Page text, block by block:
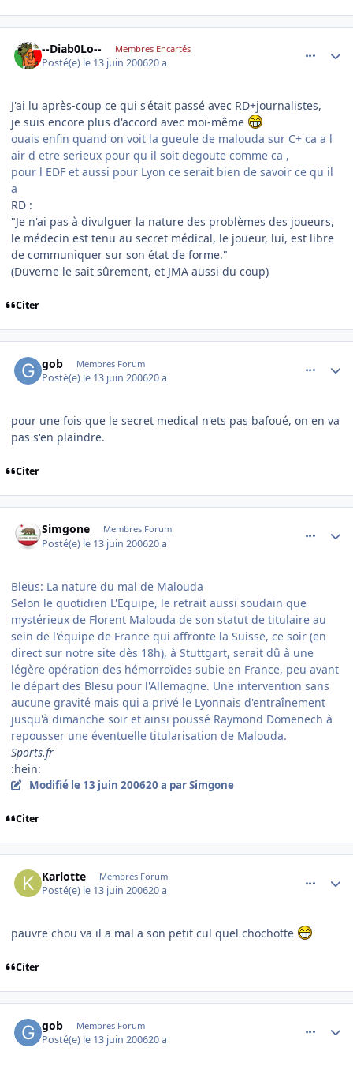
--Diab0Lo-- Membres Encartés
Posté(e) le 13 juin 200620 a
J'ai lu après-coup ce qui s'était passé avec RD+journalistes,
je suis encore plus d'accord avec moi-même
ouais enfin quand on voit la gueule de malouda sur C+ ca a l
air d etre serieux pour qu il soit degoute comme ca ,
pour l EDF et aussi pour Lyon ce serait bien de savoir ce qu il
a
RD :
"Je n'ai pas à divulguer la nature des problèmes des joueurs,
le médecin est tenu au secret médical, le joueur, lui, est libre
de communiquer sur son état de forme."
(Duverne le sait sûrement, et JMA aussi du coup)
Citer
gob Membres Forum
Posté(e) le 13 juin 200620 a
pour une fois que le secret medical n'ets pas bafoué, on en va
pas s'en plaindre.
Citer
Simgone Membres Forum
Posté(e) le 13 juin 200620 a
Bleus: La nature du mal de Malouda
Selon le quotidien L'Equipe, le retrait aussi soudain que
mystérieux de Florent Malouda de son statut de titulaire au
sein de l'équipe de France qui affronte la Suisse, ce soir (en
direct sur notre site dès 18h), à Stuttgart, serait dû à une
légère opération des hémorroïdes subie en France, peu avant
le départ des Blesu pour l'Allemagne. Une intervention sans
aucune gravité mais qui a privé le Lyonnais d'entraînement
jusqu'à dimanche soir et ainsi poussé Raymond Domenech à
repousser une éventuelle titularisation de Malouda.
Sports.fr
:hein:
Modifié le 13 juin 200620 a par Simgone
Citer
Karlotte Membres Forum
Posté(e) le 13 juin 200620 a
pauvre chou va il a mal a son petit cul quel chochotte
Citer
gob Membres Forum
Posté(e) le 13 juin 200620 a